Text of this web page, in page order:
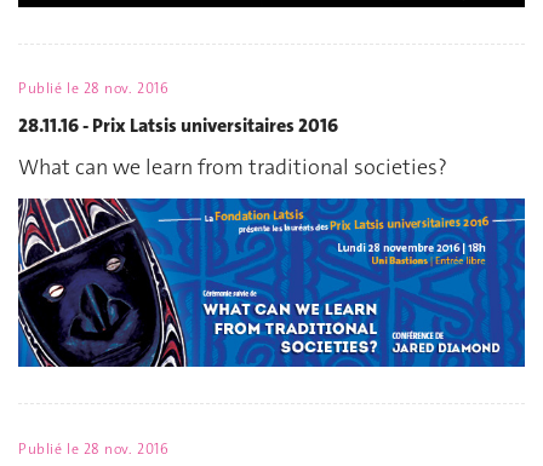
Publié le 28 nov. 2016
28.11.16 - Prix Latsis universitaires 2016
What can we learn from traditional societies?
Publié le 28 nov. 2016